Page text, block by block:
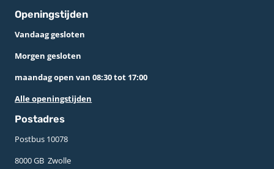
Openingstijden
Vandaag gesloten
Morgen gesloten
maandag open van 08:30 tot 17:00
Alle openingstijden
Postadres
Postbus 10078 ­
8000 GB ­ Zwolle